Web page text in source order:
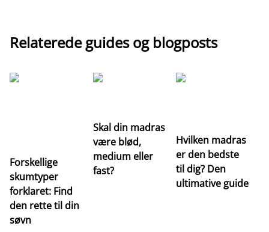
Relaterede guides og blogposts
Forskellige
skumtyper
forklaret: Find
den rette til din
søvn
Skal din madras
være blød,
medium eller
fast?
Hvilken madras
er den bedste
til dig? Den
ultimative guide